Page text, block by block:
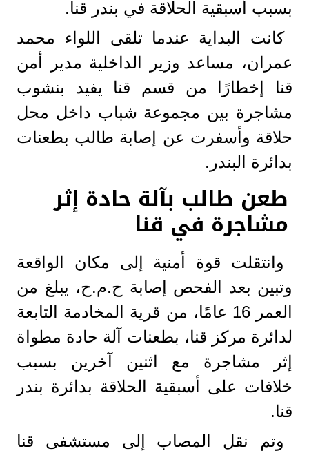
بسبب أسبقية الحلاقة في بندر قنا.
كانت البداية عندما تلقى اللواء محمد
عمران، مساعد وزير الداخلية مدير أمن
قنا إخطارًا من قسم قنا يفيد بنشوب
مشاجرة بين مجموعة شباب داخل محل
حلاقة وأسفرت عن إصابة طالب بطعنات
بدائرة البندر.
طعن طالب بآلة حادة إثر
مشاجرة في قنا
وانتقلت قوة أمنية إلى مكان الواقعة
وتبين بعد الفحص إصابة ح.م.ح، يبلغ من
العمر 16 عامًا، من قرية المخادمة التابعة
لدائرة مركز قنا، بطعنات آلة حادة مطواة
إثر مشاجرة مع اثنين آخرين بسبب
خلافات على أسبقية الحلاقة بدائرة بندر
قنا.
وتم نقل المصاب إلى مستشفى قنا